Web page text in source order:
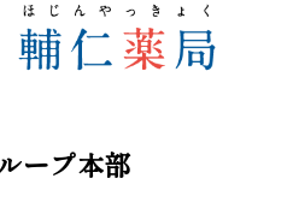
ープ本部